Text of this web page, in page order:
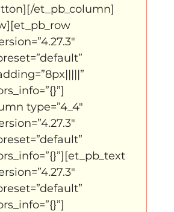
et_pb_column]
type=”4_4″